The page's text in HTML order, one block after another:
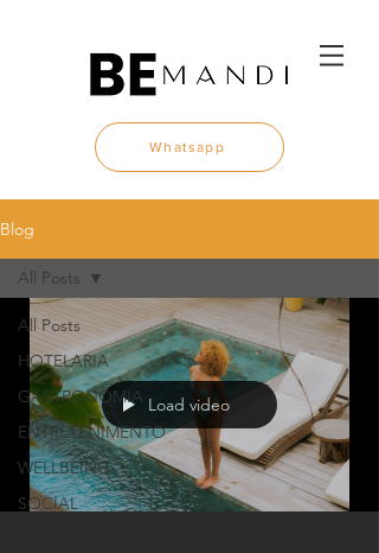
Whatsapp
Blog
All Posts
HOTELARIA
GASTRONOMIA
ENTRETENIMENTO
WELLBEING
SOCIAL
All Posts
Load video